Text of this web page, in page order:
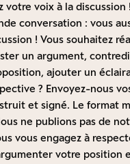
votre voix à la discussion !
conversation : vous
! Vous souhaitez
un argument,
ajouter un
? Envoyez-nous
et signé. Le format
ne publions pas de
vous engagez à
votre position